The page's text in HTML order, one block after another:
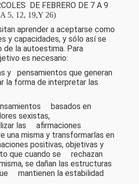
DE FEBRERO DE 7 A 9
5, 12, 19,Y 26)
aprender a aceptarse como
y capacidades, y sólo así se
de la autoestima. Para
es necesario:
y pensamientos que generan
la forma de interpretar las
basados en
sexistas,
las afirmaciones
una misma y transformarlas en
positivas, objetivas y
que cuando se rechazan
se dañan las estructuras
mantienen la estabilidad